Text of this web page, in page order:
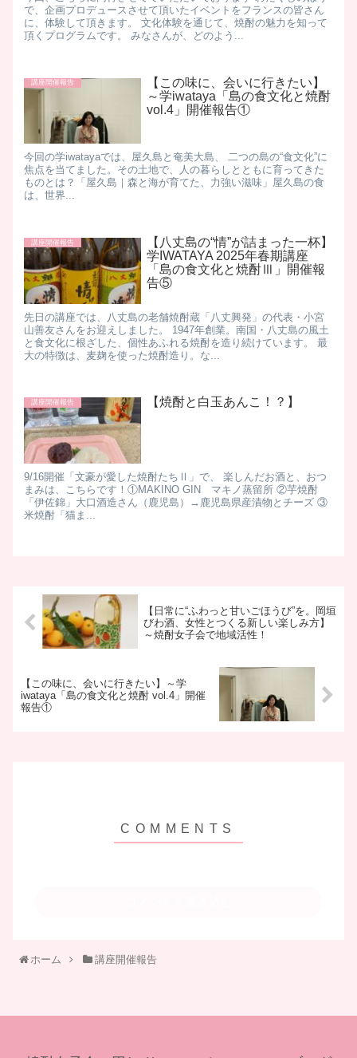
で、企画プロデュースさせて頂いたイベントをフランスの皆さん
に、体験して頂きます。 文化体験を通じて、焼酎の魅力を知って
頂くプログラムです。 みなさんが、どのよう...
講座開催報告
【この味に、会いに行きたい】
～学iwataya「島の食文化と焼酎
vol.4」開催報告①
今回の学iwatayaでは、屋久島と奄美大島、 二つの島の“食文化”に
焦点を当てました。 ​その土地で、人の暮らしとともに育ってきた
ものとは？ ​「屋久島｜森と海が育てた、力強い滋味」 ​屋久島の食
は、世界...
講座開催報告
【八丈島の“情”が詰まった一杯】
学IWATAYA 2025年春期講座
「島の食文化と焼酎Ⅲ」開催報
告⑤
先日の講座では、八丈島の老舗焼酎蔵「八丈興発」の代表・小宮
山善友さんをお迎えしました。 1947年創業。南国・八丈島の風土
と食文化に根ざした、個性あふれる焼酎を造り続けています。 最
大の特徴は、麦麹を使った焼酎造り。な...
講座開催報告 【焼酎と白玉あんこ！？】
9/16開催「文豪が愛した焼酎たちⅡ」で、 楽しんだお酒と、おつ
まみは、こちらです！ ​ ①MAKINO GIN マキノ蒸留所 ②芋焼酎
「伊佐錦」大口酒造さん（鹿児島）→鹿児島県産漬物とチーズ ③
米焼酎「猫ま...
【日常に“ふわっと甘いごほうび”を。岡垣
びわ酒、女性とつくる新しい楽しみ方】
～焼酎女子会で地域活性！
【この味に、会いに行きたい】～学
iwataya「島の食文化と焼酎 vol.4」開催
報告①
ホーム 講座開催報告